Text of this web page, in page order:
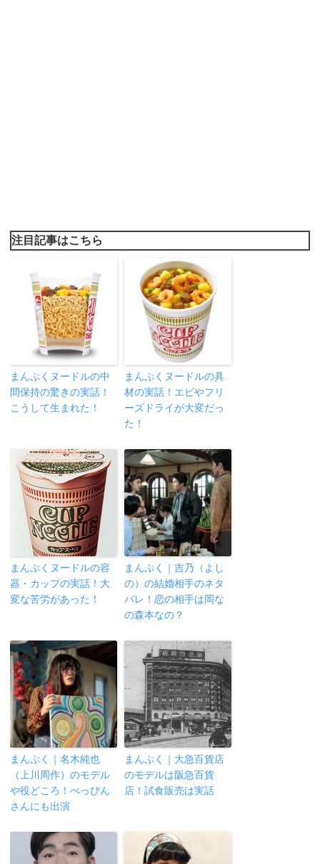
注目記事はこちら
まんぷくヌードルの中
間保持の驚きの実話！
こうして生まれた！
まんぷくヌードルの具
材の実話！エビやフリ
ーズドライが大変だっ
た！
まんぷくヌードルの容
器・カップの実話！大
変な苦労があった！
まんぷく｜吉乃（よし
の）の結婚相手のネタ
バレ！恋の相手は岡な
の森本なの？
まんぷく｜名木純也
（上川周作）のモデル
や役どころ！べっぴん
さんにも出演
まんぷく｜大急百貨店
のモデルは阪急百貨
店！試食販売は実話